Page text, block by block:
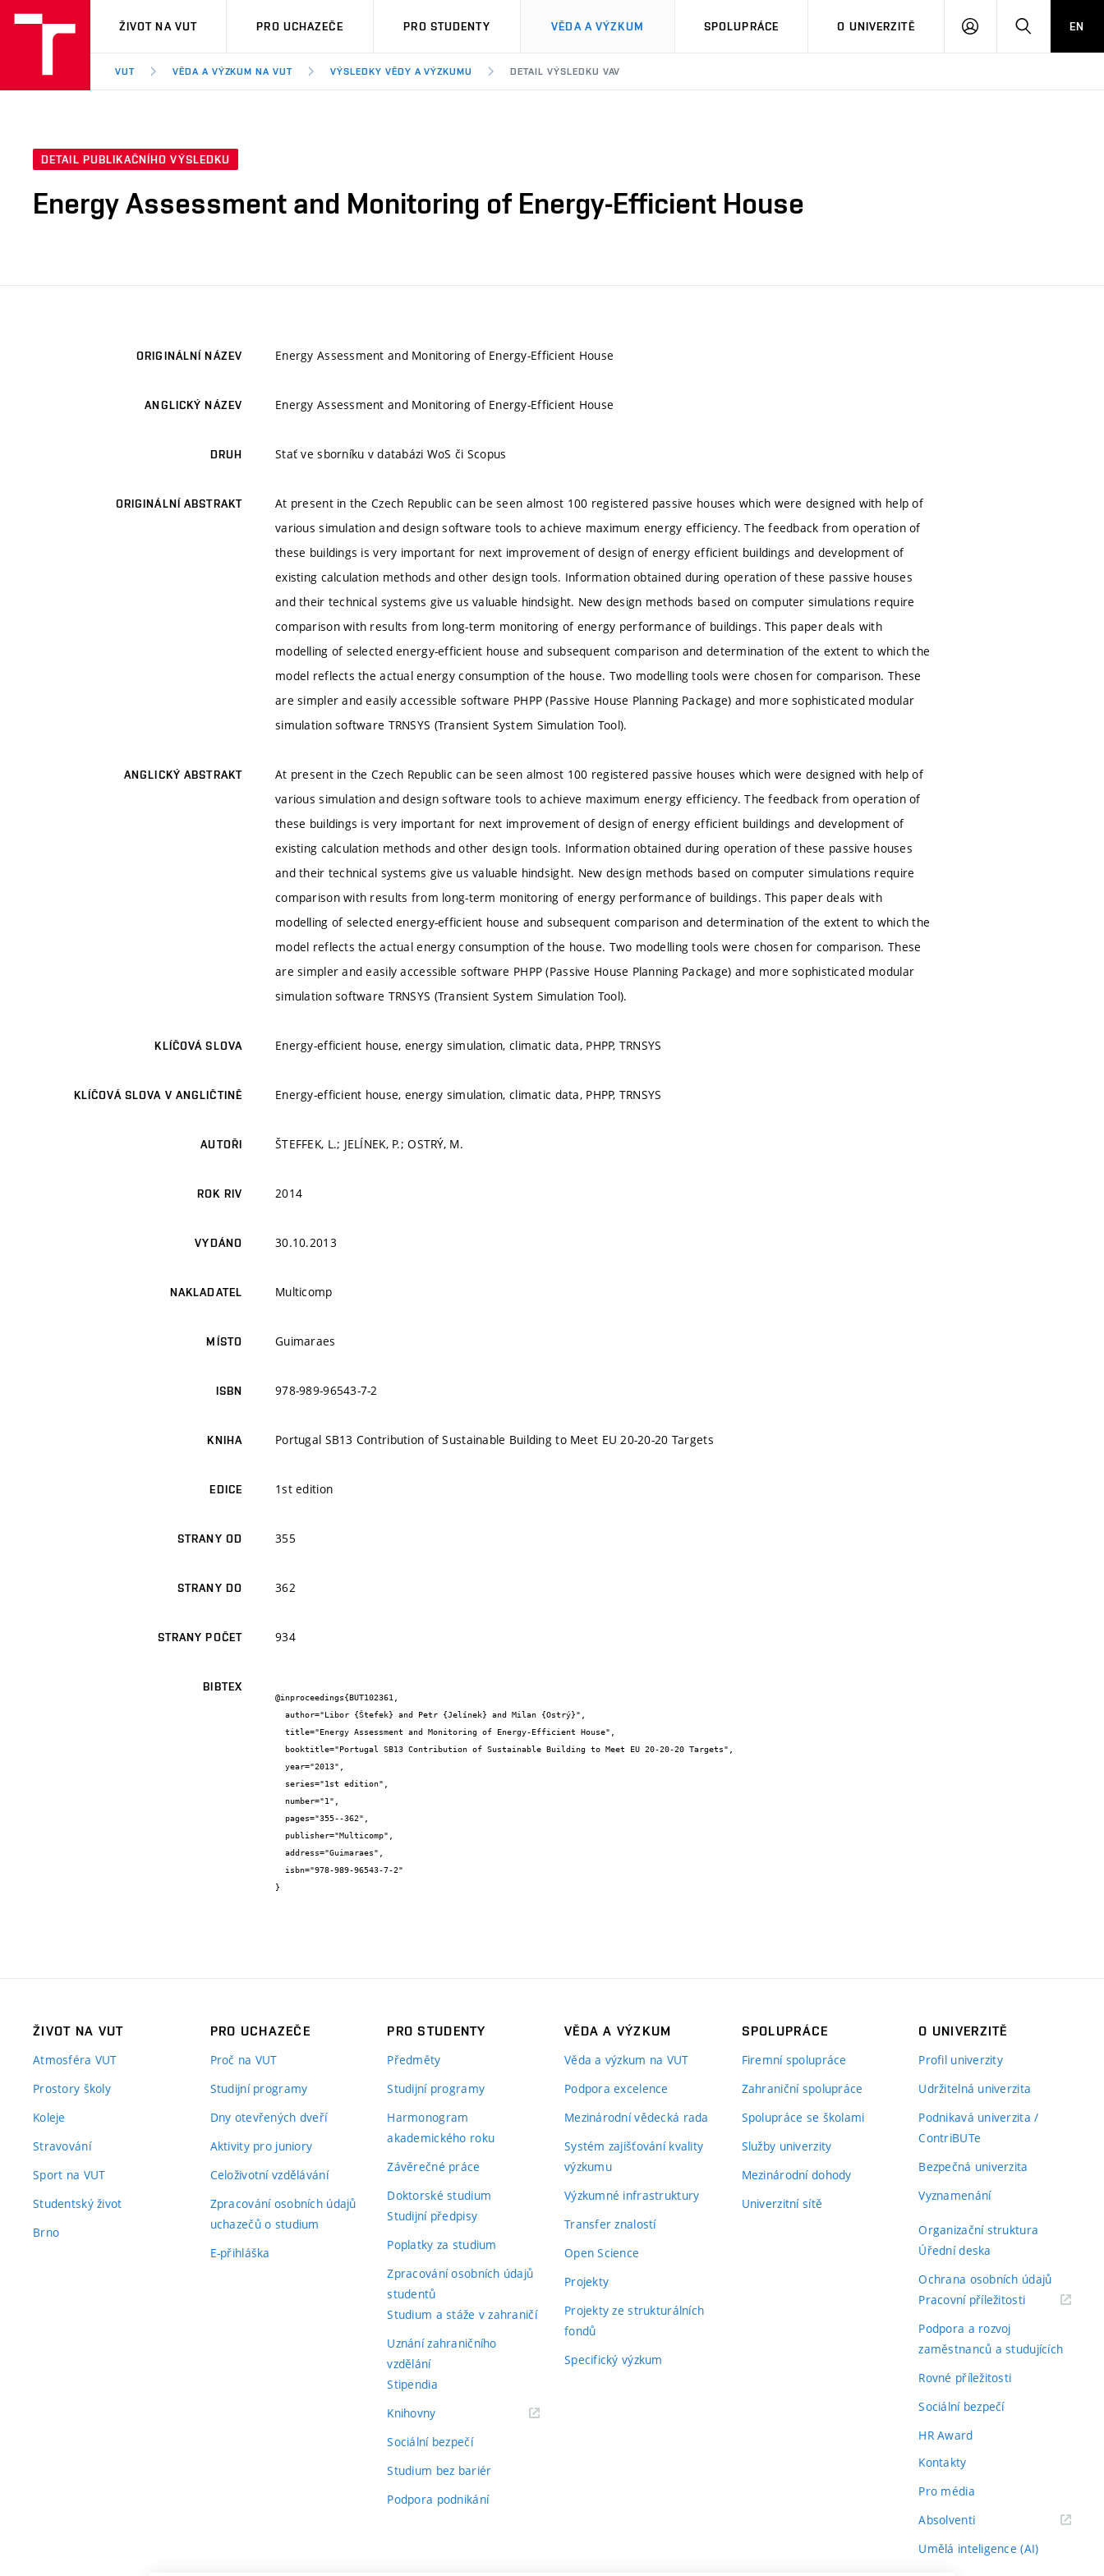
VUT
ŽIVOT NA VUT PRO UCHAZEČE PRO STUDENTY VĚDA A VÝZKUM SPOLUPRÁCE O UNIVERZITĚ
PŘIHLÁSIT HLEDATEN
VUT VĚDA A VÝZKUM NA VUT VÝSLEDKY VĚDY A VÝZKUMU DETAIL VÝSLEDKU VAV
DETAIL PUBLIKAČNÍHO VÝSLEDKU
Energy Assessment and Monitoring of Energy-Efficient House
ORIGINÁLNÍ NÁZEV Energy Assessment and Monitoring of Energy-Efficient House
ANGLICKÝ NÁZEV Energy Assessment and Monitoring of Energy-Efficient House
DRUH Stať ve sborníku v databázi WoS či Scopus
ORIGINÁLNÍ ABSTRAKT
At present in the Czech Republic can be seen almost 100 registered passive houses which were designed with help of
various simulation and design software tools to achieve maximum energy efficiency. The feedback from operation of
these buildings is very important for next improvement of design of energy efficient buildings and development of
existing calculation methods and other design tools. Information obtained during operation of these passive houses
and their technical systems give us valuable hindsight. New design methods based on computer simulations require
comparison with results from long-term monitoring of energy performance of buildings. This paper deals with
modelling of selected energy-efficient house and subsequent comparison and determination of the extent to which the
model reflects the actual energy consumption of the house. Two modelling tools were chosen for comparison. These
are simpler and easily accessible software PHPP (Passive House Planning Package) and more sophisticated modular
simulation software TRNSYS (Transient System Simulation Tool).
ANGLICKÝ ABSTRAKT
At present in the Czech Republic can be seen almost 100 registered passive houses which were designed with help of
various simulation and design software tools to achieve maximum energy efficiency. The feedback from operation of
these buildings is very important for next improvement of design of energy efficient buildings and development of
existing calculation methods and other design tools. Information obtained during operation of these passive houses
and their technical systems give us valuable hindsight. New design methods based on computer simulations require
comparison with results from long-term monitoring of energy performance of buildings. This paper deals with
modelling of selected energy-efficient house and subsequent comparison and determination of the extent to which the
model reflects the actual energy consumption of the house. Two modelling tools were chosen for comparison. These
are simpler and easily accessible software PHPP (Passive House Planning Package) and more sophisticated modular
simulation software TRNSYS (Transient System Simulation Tool).
KLÍČOVÁ SLOVA Energy-efficient house, energy simulation, climatic data, PHPP, TRNSYS
KLÍČOVÁ SLOVA V ANGLIČTINĚ Energy-efficient house, energy simulation, climatic data, PHPP, TRNSYS
AUTOŘI ŠTEFFEK, L.; JELÍNEK, P.; OSTRÝ, M.
ROK RIV 2014
VYDÁNO 30.10.2013
NAKLADATEL Multicomp
MÍSTO Guimaraes
ISBN 978-989-96543-7-2
KNIHA Portugal SB13 Contribution of Sustainable Building to Meet EU 20-20-20 Targets
EDICE 1st edition
STRANY OD 355
STRANY DO 362
STRANY POČET 934
BIBTEX
@inproceedings{BUT102361,
}
ŽIVOT NA VUT
Atmosféra VUT
Prostory školy
Koleje
Stravování
Sport na VUT
Studentský život
Brno
PRO UCHAZEČE
Proč na VUT
Studijní programy
Dny otevřených dveří
Aktivity pro juniory
Celoživotní vzdělávání
Zpracování osobních údajů
uchazečů o studium
E-přihláška
PRO STUDENTY
Předměty
Studijní programy
Harmonogram
akademického roku
Závěrečné práce
Doktorské studium
Studijní předpisy
Poplatky za studium
Zpracování osobních údajů
studentů
Studium a stáže v zahraničí
Uznání zahraničního
vzdělání
Stipendia
Knihovny(externí
Sociální bezpečí
Studium bez bariér
Podpora podnikání
VĚDA A VÝZKUM
Věda a výzkum na VUT
Podpora excelence
Mezinárodní vědecká rada
Systém zajišťování kvality
výzkumu
Výzkumné infrastruktury
Transfer znalostí
Open Science
Projekty
Projekty ze strukturálních
fondů
Specifický výzkum
SPOLUPRÁCE
Firemní spolupráce
Zahraniční spolupráce
Spolupráce se školami
Služby univerzity
Mezinárodní dohody
Univerzitní sítě
O UNIVERZITĚ
Profil univerzity
Udržitelná univerzita
Podnikavá univerzita /
ContriBUTe
Bezpečná univerzita
Vyznamenání
Organizační struktura
Úřední deska
Ochrana osobních údajů
Pracovní příležitosti(externí
Podpora a rozvoj
zaměstnanců a studujících
Rovné příležitosti
Sociální bezpečí
HR Award
Kontakty
Pro média
Absolventi(externí
Umělá inteligence (AI)